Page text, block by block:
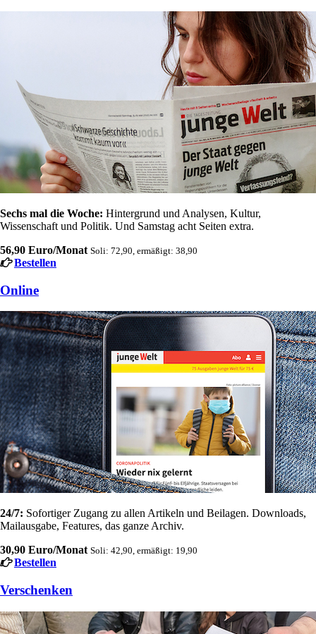
Sechs mal die Woche: Hintergrund und Analysen, Kultur,
Wissenschaft und Politik. Und Samstag acht Seiten extra.
56,90 Euro/Monat Soli: 72,90, ermäßigt: 38,90
Bestellen
Online
24/7: Sofortiger Zugang zu allen Artikeln und Beilagen. Downloads,
Mailausgabe, Features, das ganze Archiv.
30,90 Euro/Monat Soli: 42,90, ermäßigt: 19,90
Bestellen
Verschenken